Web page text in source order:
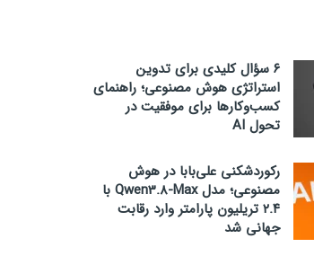
۶ سؤال کلیدی برای تدوین
استراتژی هوش مصنوعی؛ راهنمای
کسب‌وکارها برای موفقیت در
تحول AI
رکوردشکنی علی‌بابا در هوش
مصنوعی؛ مدل Qwen3.8-Max با
۲.۴ تریلیون پارامتر وارد رقابت
جهانی شد